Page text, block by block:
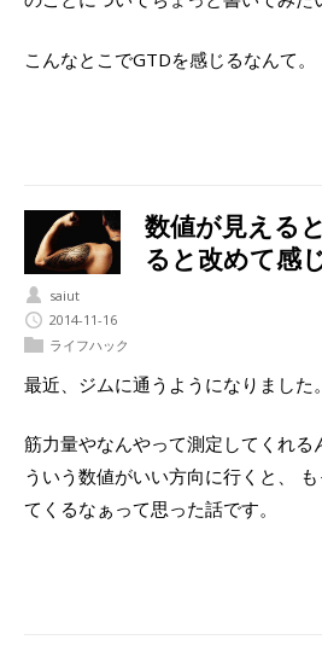
こんなとこでGTDを感じるなんて。
数値が見える
ると改めて感
saiut
2014-11-16
ライフハック
最近、ジムに通うようになりました。
筋力量やなんやって測定してくれる
ういう数値がいい方向に行くと、
てくるなぁって思った話です。